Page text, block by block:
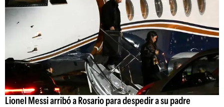
Lionel Messi arribó a Rosario para despedir a su padre